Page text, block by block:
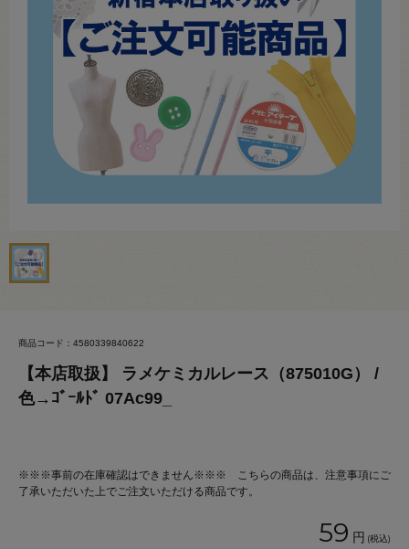
商品コード：4580339840622
【本店取扱】 ラメケミカルレース（875010G） /
色→ｺﾞｰﾙﾄﾞ 07Ac99_
※※※事前の在庫確認はできません※※※ こちらの商品は、注意事項にご
了承いただいた上でご注文いただける商品です。
59 円 (税込)